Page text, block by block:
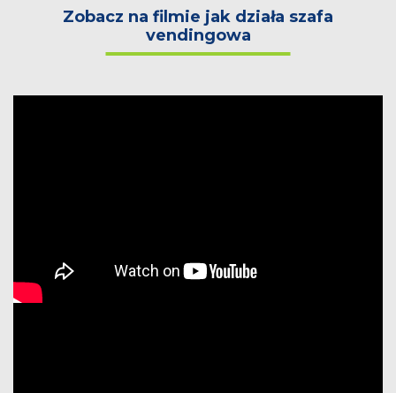
Zobacz na filmie jak działa szafa
vendingowa